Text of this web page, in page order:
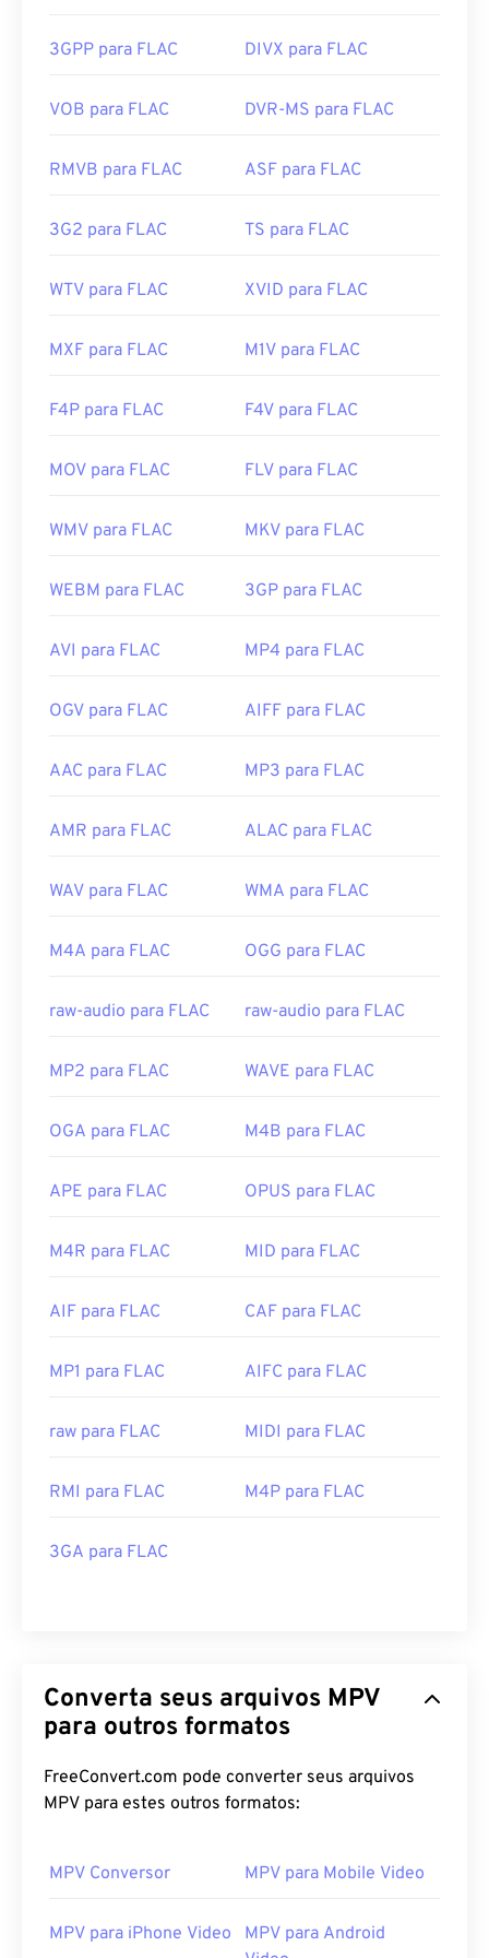
https://mpv.io/
codificação, eAudiocogs
para decodificação. Por
é um softwarede código aberto.
Lançamento inicial:
2001
https://xiph.org/flac/
3GPP para FLAC DIVX para FLAC
VOB para FLAC DVR-MS para FLAC
RMVB para FLAC ASF para FLAC
3G2 para FLAC TS para FLAC
WTV para FLAC XVID para FLAC
MXF para FLAC M1V para FLAC
F4P para FLAC F4V para FLAC
MOV para FLAC FLV para FLAC
WMV para FLAC MKV para FLAC
WEBM para FLAC 3GP para FLAC
AVI para FLAC MP4 para FLAC
OGV para FLAC AIFF para FLAC
AAC para FLAC MP3 para FLAC
AMR para FLAC ALAC para FLAC
WAV para FLAC WMA para FLAC
M4A para FLAC OGG para FLAC
raw-audio para FLAC raw-audio para FLAC
MP2 para FLAC WAVE para FLAC
OGA para FLAC M4B para FLAC
APE para FLAC OPUS para FLAC
M4R para FLAC MID para FLAC
AIF para FLAC CAF para FLAC
MP1 para FLAC AIFC para FLAC
raw para FLAC MIDI para FLAC
RMI para FLAC M4P para FLAC
3GA para FLAC
Converta seus arquivos MPV
para outros formatos
FreeConvert.com pode converter seus arquivos
MPV para estes outros formatos:
MPV Conversor MPV para Mobile Video
MPV para iPhone Video
MPV para Android